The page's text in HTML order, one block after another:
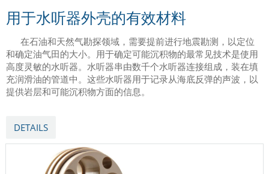
用于水听器外壳的有效材料
在石油和天然气勘探领域，需要提前进行地震勘测，以定位
和确定油气田的大小。用于确定可能沉积物的最常见技术是使用
高度灵敏的水听器。水听器串由数千个水听器连接组成，装在填
充润滑油的管道中。这些水听器用于记录从海底反弹的声波，以
提供岩层和可能沉积物方面的信息。
DETAILS